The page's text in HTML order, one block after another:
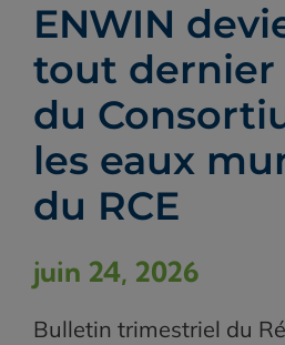
ENWIN
tout
du
les eaux
du RCE
juin 24, 2026
Bulletin trimestriel du